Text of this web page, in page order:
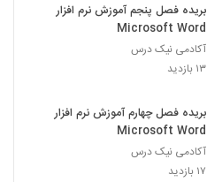
بریده فصل پنجم آموزش نرم افزار
Microsoft Word
آکادمی نیک درس
۱۳ بازدید
بریده فصل چهارم آموزش نرم افزار
Microsoft Word
آکادمی نیک درس
۱۷ بازدید